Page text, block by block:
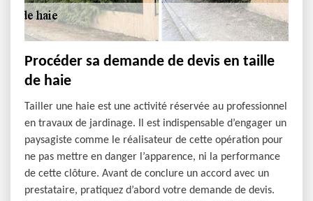
Procéder sa demande de devis en taille
de haie
Tailler une haie est une activité réservée au professionnel
en travaux de jardinage. Il est indispensable d’engager un
paysagiste comme le réalisateur de cette opération pour
ne pas mettre en danger l’apparence, ni la performance
de cette clôture. Avant de conclure un accord avec un
prestataire, pratiquez d’abord votre demande de devis.